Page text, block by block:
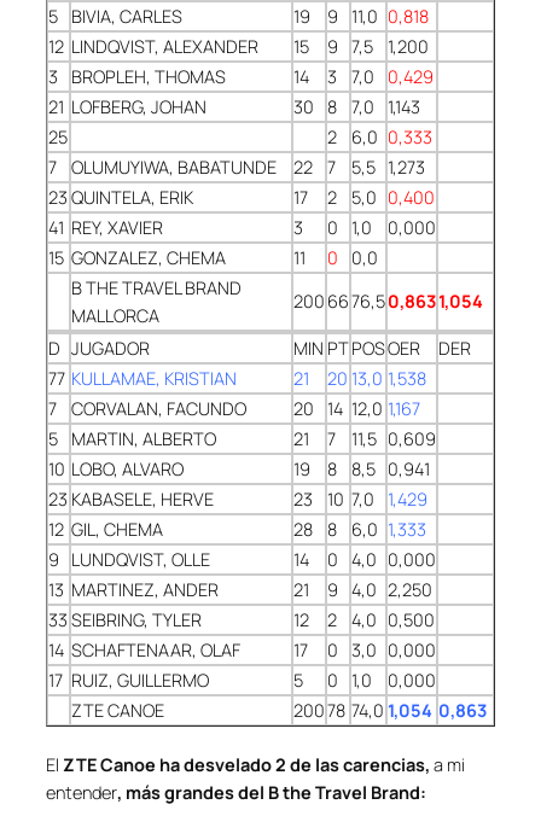
5
BIVIA, CARLES 19 9 11,0 0,818
12 LINDQVIST, ALEXANDER 15 9 7,5
1,200
3
BROPLEH, THOMAS 14 3 7,0
0,429
21 LOFBERG, JOHAN 30 8 7,0
1,143
25
2 6,0 0,333
7
OLUMUYIWA, BABATUNDE 22 7 5,5 1,273
23 QUINTELA, ERIK 17 2 5,0 0,400
41 REY, XAVIER 3 0 1,0
0,000
15 GONZALEZ, CHEMA 11 0
0,0
B THE TRAVEL BRAND
MALLORCA
200 6676,50,8631,054
D JUGADOR MIN PTPOSOER
DER
77 KULLAMAE, KRISTIAN 21 20 13,0 1,538
7
CORVALAN, FACUNDO 20 14 12,0 1,167
5
MARTIN, ALBERTO 21 7 11,5 0,609
10 LOBO, ALVARO 19 8 8,5 0,941
23 KABASELE, HERVE 23 10 7,0
1,429
12 GIL, CHEMA 28 8 6,0 1,333
9
LUNDQVIST, OLLE 14 0 4,0 0,000
13 MARTINEZ, ANDER 21 9 4,0 2,250
33 SEIBRING, TYLER 12 2 4,0 0,500
14 SCHAFTENAAR, OLAF 17 0 3,0 0,000
17 RUIZ, GUILLERMO 5 0 1,0
0,000
ZTE CANOE
20078 74,0 1,054 0,863
El ZTE Canoe ha desvelado 2 de las carencias, a mi
entender, más grandes del B the Travel Brand: